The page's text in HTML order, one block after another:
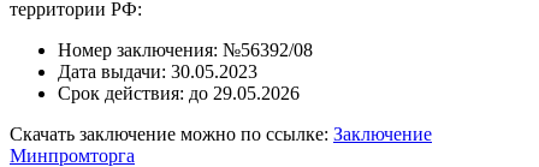
территории РФ:
Номер заключения: №56392/08
Дата выдачи: 30.05.2023
Срок действия: до 29.05.2026
Скачать заключение можно по ссылке: Заключение
Минпромторга